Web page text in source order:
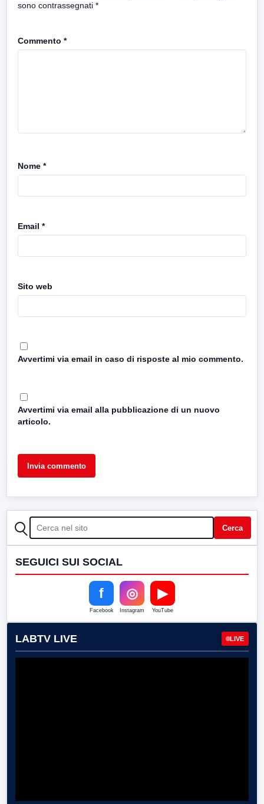
sono contrassegnati *
Commento *
Nome *
Email *
Sito web
Avvertimi via email in caso di risposte al mio commento.
Avvertimi via email alla pubblicazione di un nuovo
articolo.
CERCA Cerca
SEGUICI SUI SOCIAL
f
Facebook
◎
Instagram
▶
YouTube
LABTV LIVE LIVE